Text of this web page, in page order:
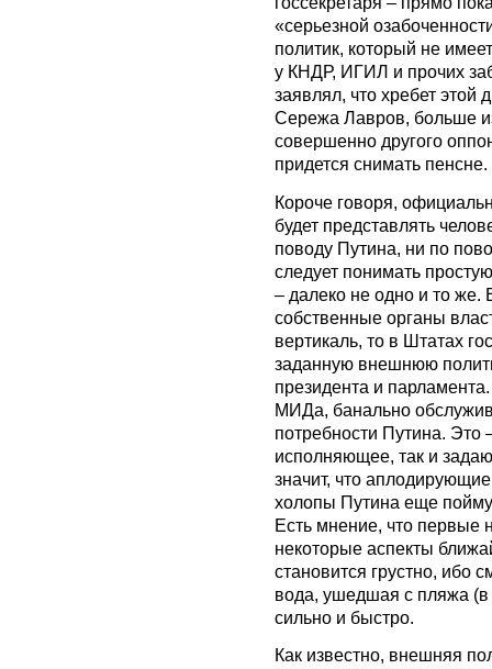
«серьезной
политик, который не
у КНДР, ИГИЛ и прочих
заявлял, что хребет этой
Сережа Лавров, больше
совершенно другого
придется снимать
Короче говоря,
будет представлять
поводу Путина, ни по
следует понимать
– далеко не одно и то же.
собственные органы
вертикаль, то в Штатах
заданную внешнюю
президента и
МИДа, банально
потребности Путина. Это
исполняющее, так и
значит, что
холопы Путина еще
Есть мнение, что первые
некоторые аспекты
становится грустно, ибо
вода, ушедшая с пляжа (в
сильно и быстро.
Как известно, внешняя